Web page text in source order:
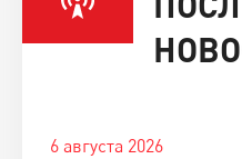
6 августа 2026